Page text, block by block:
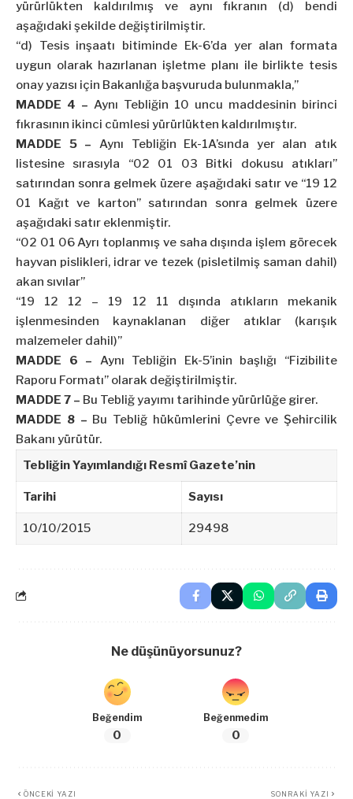
yürürlükten kaldırılmış ve aynı fıkranın (d) bendi
aşağıdaki şekilde değiştirilmiştir.
“d) Tesis inşaatı bitiminde Ek-6’da yer alan formata
uygun olarak hazırlanan işletme planı ile birlikte tesis
onay yazısı için Bakanlığa başvuruda bulunmakla,”
MADDE 4 – Aynı Tebliğin 10 uncu maddesinin birinci
fıkrasının ikinci cümlesi yürürlükten kaldırılmıştır.
MADDE 5 – Aynı Tebliğin Ek-1A’sında yer alan atık
listesine sırasıyla “02 01 03 Bitki dokusu atıkları”
satırından sonra gelmek üzere aşağıdaki satır ve “19 12
01 Kağıt ve karton” satırından sonra gelmek üzere
aşağıdaki satır eklenmiştir.
“02 01 06 Ayrı toplanmış ve saha dışında işlem görecek
hayvan pislikleri, idrar ve tezek (pisletilmiş saman dahil)
akan sıvılar”
“19 12 12 – 19 12 11 dışında atıkların mekanik
işlenmesinden kaynaklanan diğer atıklar (karışık
malzemeler dahil)”
MADDE 6 – Aynı Tebliğin Ek-5’inin başlığı “Fizibilite
Raporu Formatı” olarak değiştirilmiştir.
MADDE 7 – Bu Tebliğ yayımı tarihinde yürürlüğe girer.
MADDE 8 – Bu Tebliğ hükümlerini Çevre ve Şehircilik
Bakanı yürütür.
Tebliğin Yayımlandığı Resmî Gazete’nin
Tarihi Sayısı
10/10/2015 29498
Ne düşünüyorsunuz?
Beğendim
0
Beğenmedim
0
ÖNCEKI YAZI SONRAKI YAZI